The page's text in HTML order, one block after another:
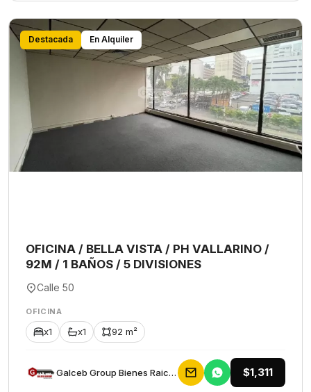
Destacada En Alquiler
OFICINA / BELLA VISTA / PH VALLARINO /
92M / 1 BAÑOS / 5 DIVISIONES
Calle 50
OFICINA
x1 x1 92 m²
Galceb Group Bienes Raices $1,311